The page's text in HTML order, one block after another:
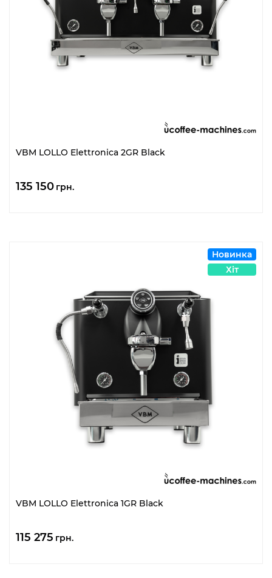
VBM LOLLO Elettronica 2GR Black
135 150 грн.
VBM LOLLO Elettronica 1GR Black
Новинка
Хіт
115 275 грн.